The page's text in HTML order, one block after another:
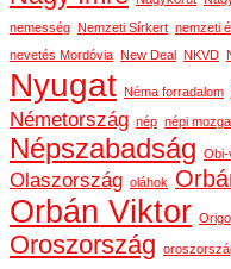
nemesség Nemzeti Sírkert nemzeti
nevetés Mordóvia New Deal NKVD
Nyugat Néma forradalom
Németország nép népi
Népszabadság Obi-
Olaszország oláhok
Orbán Viktor Origo
Oroszország